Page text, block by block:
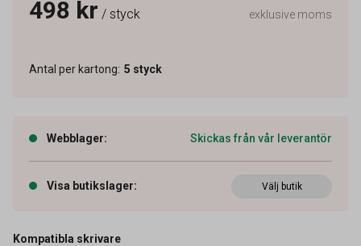
498 kr / styck exklusive moms
Antal per kartong: 5 styck
Webblager: Skickas från vår leverantör
Visa butikslager: Välj butik
Kompatibla skrivare
OEM-nummer